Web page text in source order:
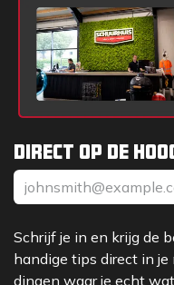
Direct op de
Schrijf je in en krijg de
handige tips direct in je
dingen waar je echt